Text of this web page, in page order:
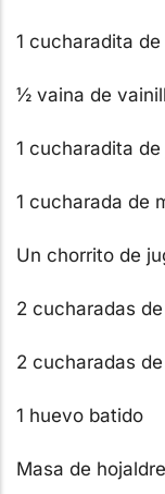
1 cucharadita
½ vaina de
1 cucharadita
1 cucharada de
Un chorrito de
2 cucharadas
2 cucharadas
1 huevo batido
Masa de